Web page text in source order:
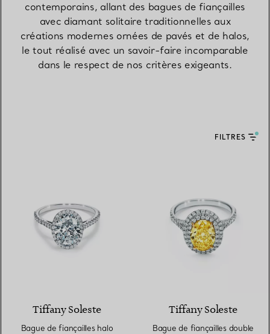
contemporains, allant des bagues de fiançailles
avec diamant solitaire traditionnelles aux
créations modernes ornées de pavés et de halos,
le tout réalisé avec un savoir-faire incomparable
dans le respect de nos critères exigeants.
FILTRES
Tiffany Soleste
Bague de fiançailles halo
Tiffany Soleste
Bague de fiançailles double